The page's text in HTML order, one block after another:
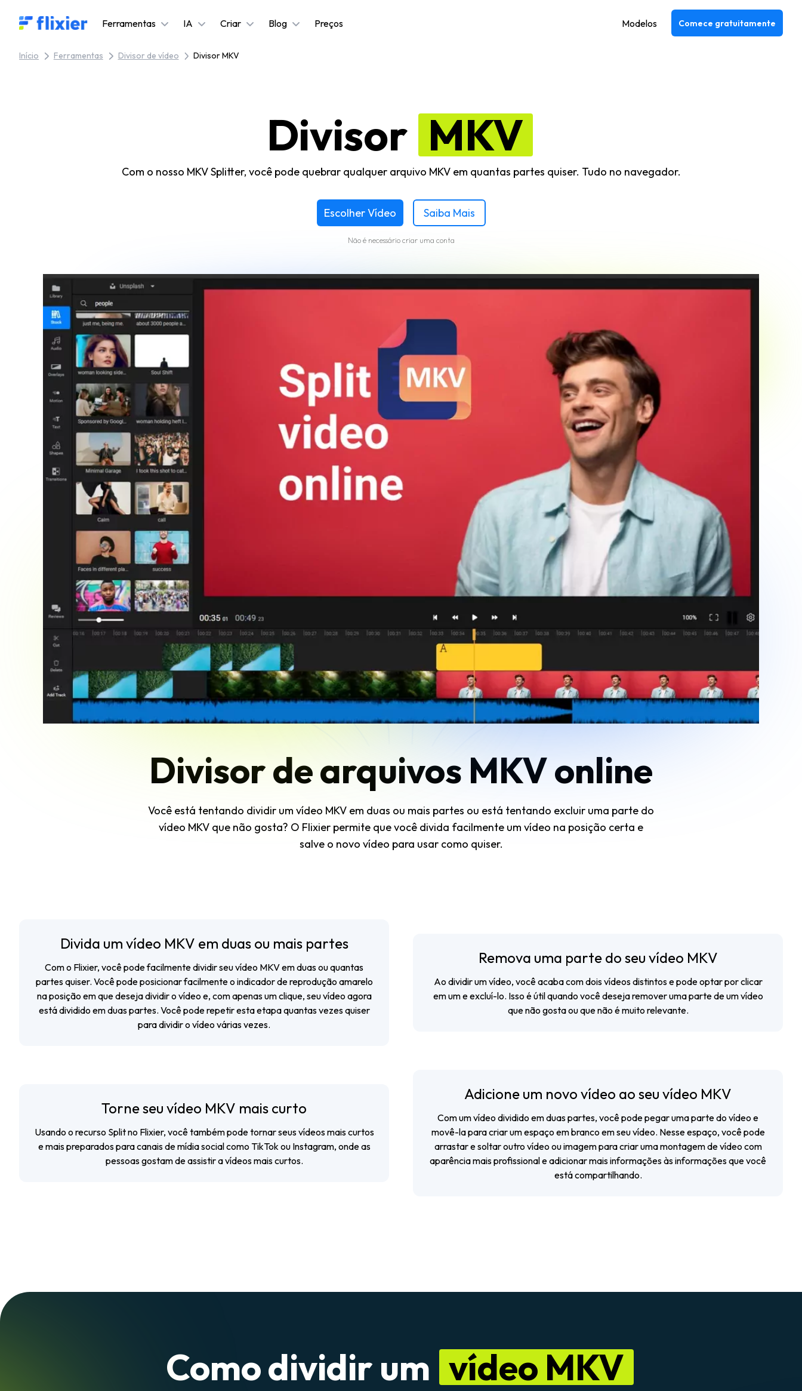
Flixier logo - Home Ferramentas IA Criar Blog Preços Modelos Comece gratuitamente
Início Ferramentas Divisor de vídeo Divisor MKV
Divisor MKV
Com o nosso MKV Splitter, você pode quebrar qualquer arquivo MKV em quantas partes quiser. Tudo no navegador.
Escolher Vídeo Saiba Mais
Não é necessário criar uma conta
Divisor de arquivos MKV online
Você está tentando dividir um vídeo MKV em duas ou mais partes ou está tentando excluir uma parte do
vídeo MKV que não gosta? O Flixier permite que você divida facilmente um vídeo na posição certa e
salve o novo vídeo para usar como quiser.
Divida um vídeo MKV em duas ou mais partes
Com o Flixier, você pode facilmente dividir seu vídeo MKV em duas ou quantas
partes quiser. Você pode posicionar facilmente o indicador de reprodução amarelo
na posição em que deseja dividir o vídeo e, com apenas um clique, seu vídeo agora
está dividido em duas partes. Você pode repetir esta etapa quantas vezes quiser
para dividir o vídeo várias vezes.
Remova uma parte do seu vídeo MKV
Ao dividir um vídeo, você acaba com dois vídeos distintos e pode optar por clicar
em um e excluí-lo. Isso é útil quando você deseja remover uma parte de um vídeo
que não gosta ou que não é muito relevante.
Torne seu vídeo MKV mais curto
Usando o recurso Split no Flixier, você também pode tornar seus vídeos mais curtos
e mais preparados para canais de mídia social como TikTok ou Instagram, onde as
pessoas gostam de assistir a vídeos mais curtos.
Adicione um novo vídeo ao seu vídeo MKV
Com um vídeo dividido em duas partes, você pode pegar uma parte do vídeo e
movê-la para criar um espaço em branco em seu vídeo. Nesse espaço, você pode
arrastar e soltar outro vídeo ou imagem para criar uma montagem de vídeo com
aparência mais profissional e adicionar mais informações às informações que você
está compartilhando.
Como dividir um vídeo MKV